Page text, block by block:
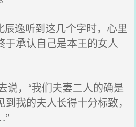
逸听到这几个字时，心里
于承认自己是本王的女人
，“我们夫妻二人的确是
我的夫人长得十分标致，